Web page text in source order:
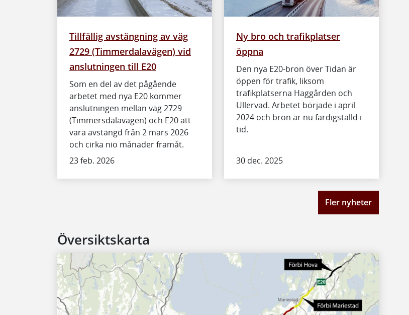
Tillfällig avstängning av väg
2729 (Timmerdalavägen) vid
anslutningen till E20
Som en del av det pågående
arbetet med nya E20 kommer
anslutningen mellan väg 2729
(Timmersdalavägen) och E20 att
vara avstängd från 2 mars 2026
och cirka nio månader framåt.
23 feb. 2026
Ny bro och trafikplatser
öppna
Den nya E20-bron över Tidan är
öppen för trafik, liksom
trafikplatserna Haggården och
Ullervad. Arbetet började i april
2024 och bron är nu färdigställd i
tid.
30 dec. 2025
Fler nyheter
Översiktskarta